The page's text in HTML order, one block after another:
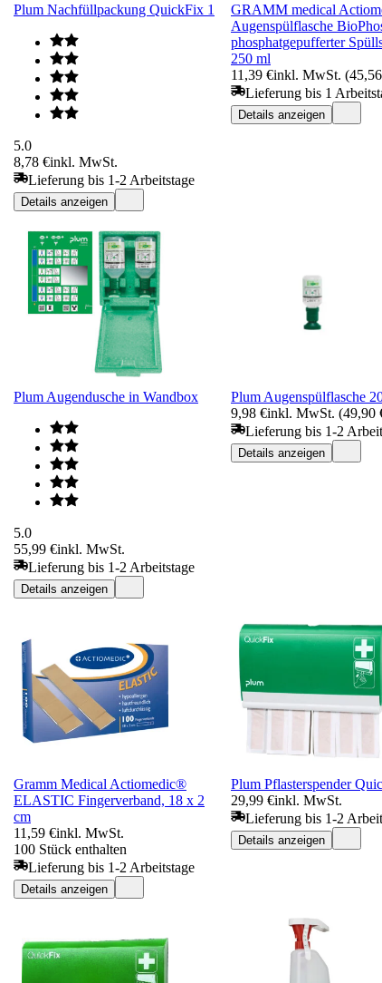
Plum Nachfüllpackung QuickFix 1
5.0
8,78 €inkl. MwSt.
Lieferung bis 1-2 Arbeitstage
Details anzeigen
GRAMM medical
Augenspülflasche
phosphatgepufferter
250 ml
11,39 €inkl. MwSt.
Lieferung bis 1
Details anzeigen
Plum Augendusche in Wandbox
5.0
55,99 €inkl. MwSt.
Lieferung bis 1-2 Arbeitstage
Details anzeigen
Plum Augenspülflasche
9,98 €inkl. MwSt. (49,90
Lieferung bis 1-2
Details anzeigen
Gramm Medical Actiomedic®
ELASTIC Fingerverband, 18 x 2
cm
11,59 €inkl. MwSt.
100 Stück enthalten
Lieferung bis 1-2 Arbeitstage
Details anzeigen
Plum Pflasterspender
29,99 €inkl. MwSt.
Lieferung bis 1-2
Details anzeigen